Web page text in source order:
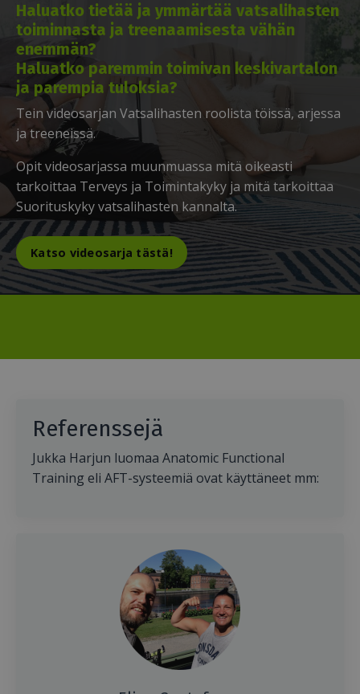
Haluatko tietää ja ymmärtää vatsalihasten
toiminnasta ja treenaamisesta vähän
enemmän?
Haluatko paremmin toimivan keskivartalon
ja parempia tuloksia?
Tein videosarjan Vatsalihasten roolista töissä, arjessa
ja treeneissä.
Opit videosarjassa muunmuassa mitä oikeasti
tarkoittaa Terveys ja Toimintakyky ja mitä tarkoittaa
Suorituskyky vatsalihasten kannalta.
Katso videosarja tästä!
Referenssejä
Jukka Harjun luomaa Anatomic Functional
Training eli AFT-systeemiä ovat käyttäneet mm: